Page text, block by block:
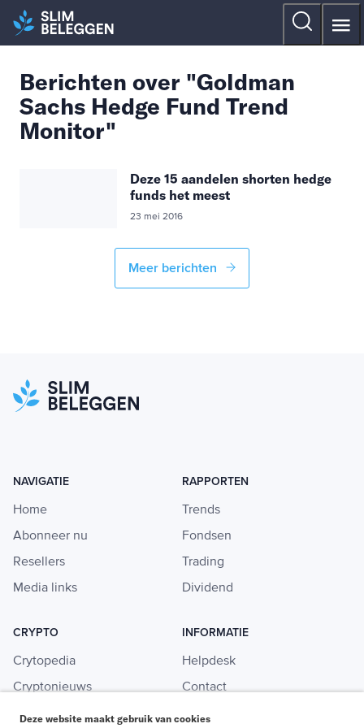
Berichten over "Goldman
Sachs Hedge Fund Trend
Monitor"
Deze 15 aandelen shorten hedge
funds het meest
23 mei 2016
Meer berichten
NAVIGATIE
Home
Abonneer nu
Resellers
Media links
RAPPORTEN
Trends
Fondsen
Trading
Dividend
CRYPTO
Crytopedia
Cryptonieuws
Crypto koopgids
INFORMATIE
Helpdesk
Contact
Adverteren
Deze website maakt gebruik van cookies